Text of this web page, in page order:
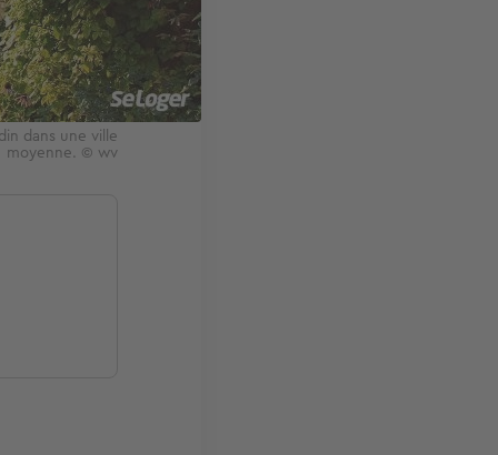
dans une ville
moyenne. © wv